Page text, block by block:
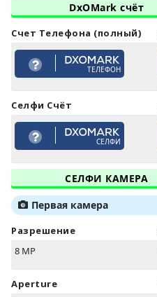
DxOMark счёт
Счет Телефона (полный)
ТЕЛЕФОН
Селфи Счёт
СЕЛФИ
СЕЛФИ КАМЕРА
Первая камера
Разрешение
8 MP
Aperture